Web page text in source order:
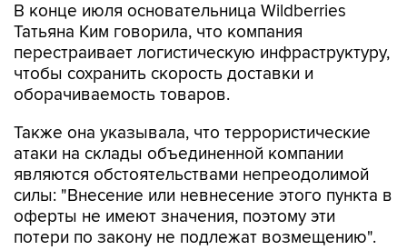
В конце июля основательница Wildberries
Татьяна Ким говорила, что компания
перестраивает логистическую инфраструктуру,
чтобы сохранить скорость доставки и
оборачиваемость товаров.
Также она указывала, что террористические
атаки на склады объединенной компании
являются обстоятельствами непреодолимой
силы: "Внесение или невнесение этого пункта в
оферты не имеют значения, поэтому эти
потери по закону не подлежат возмещению".